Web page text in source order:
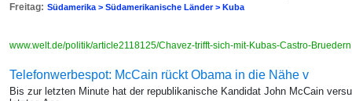
Freitag: Südamerika > Südamerikanische Länder > Kuba
www.welt.de/politik/article2118125/Chavez-trifft-sich-mit-Kubas-Castro-
Telefonwerbespot: McCain rückt Obama in die Nähe v
Bis zur letzten Minute hat der republikanische Kandidat John McCain